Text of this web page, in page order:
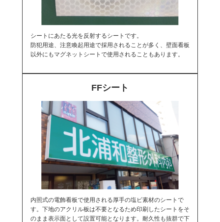
シートにあたる光を反射するシートです。
防犯用途、注意喚起用途で採用されることが多く、壁面看板
以外にもマグネットシートで使用されることもあります。
FFシート
内照式の電飾看板で使用される厚手の塩ビ素材のシートで
す。下地のアクリル板は不要となるため印刷したシートをそ
のまま表示面として設置可能となります。耐久性も抜群で下